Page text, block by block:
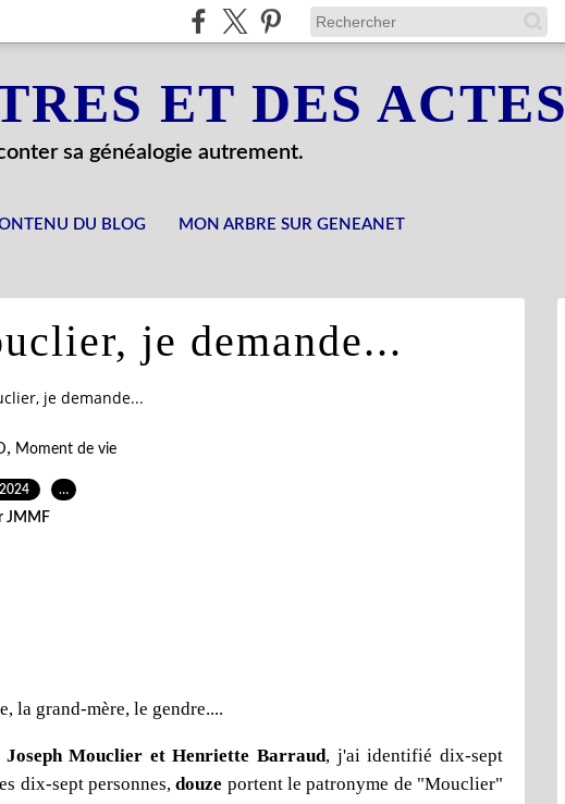
ET DES ACTES
sa généalogie autrement.
DU BLOG MON ARBRE SUR GENEANET
je demande...
je demande...
, Moment de vie
…
JMMF
la grand-mère, le gendre....
Joseph Mouclier et Henriette Barraud, j'ai identifié dix-sept
dix-sept personnes,douze portent le patronyme de "Mouclier"